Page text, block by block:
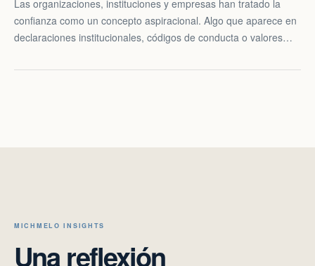
Las organizaciones, instituciones y empresas han tratado la
confianza como un concepto aspiracional. Algo que aparece en
declaraciones institucionales, códigos de conducta o valores…
MICHMELO INSIGHTS
Una reflexión